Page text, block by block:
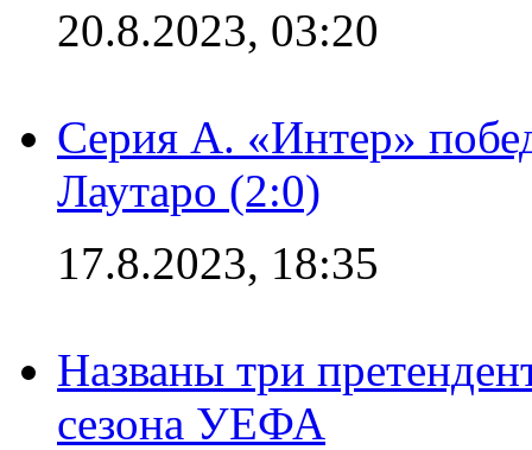
20.8.2023, 03:20
Серия А. «Интер»
Лаутаро (2:0)
17.8.2023, 18:35
Названы три
сезона УЕФА